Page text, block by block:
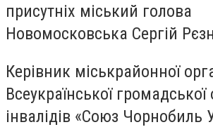
присутніх міський голова
Новомосковська Сергій
Керівник міськрайонної
Всеукраїнської громадської
інвалідів «Союз Чорнобиль